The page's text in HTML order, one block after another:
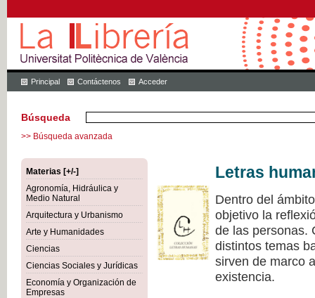
Principal Contáctenos Acceder
Búsqueda
>> Búsqueda avanzada
Materias [+/-]
Agronomía, Hidráulica y
Medio Natural
Arquitectura y Urbanismo
Arte y Humanidades
Ciencias
Ciencias Sociales y Jurídicas
Economía y Organización de
Empresas
Letras
Dentro del
objetivo la
de las personas.
distintos temas
sirven de marco
existencia.